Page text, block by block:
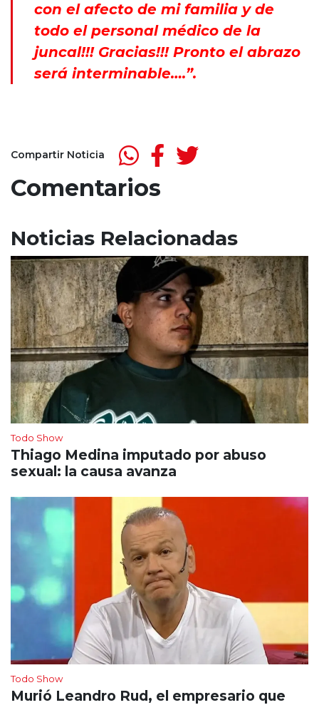
con el afecto de mi familia y de
todo el personal médico de la
juncal!!! Gracias!!! Pronto el abrazo
será interminable….”.
Compartir Noticia
Comentarios
Noticias Relacionadas
Todo Show
Thiago Medina imputado por abuso
sexual: la causa avanza
Todo Show
Murió Leandro Rud, el empresario que